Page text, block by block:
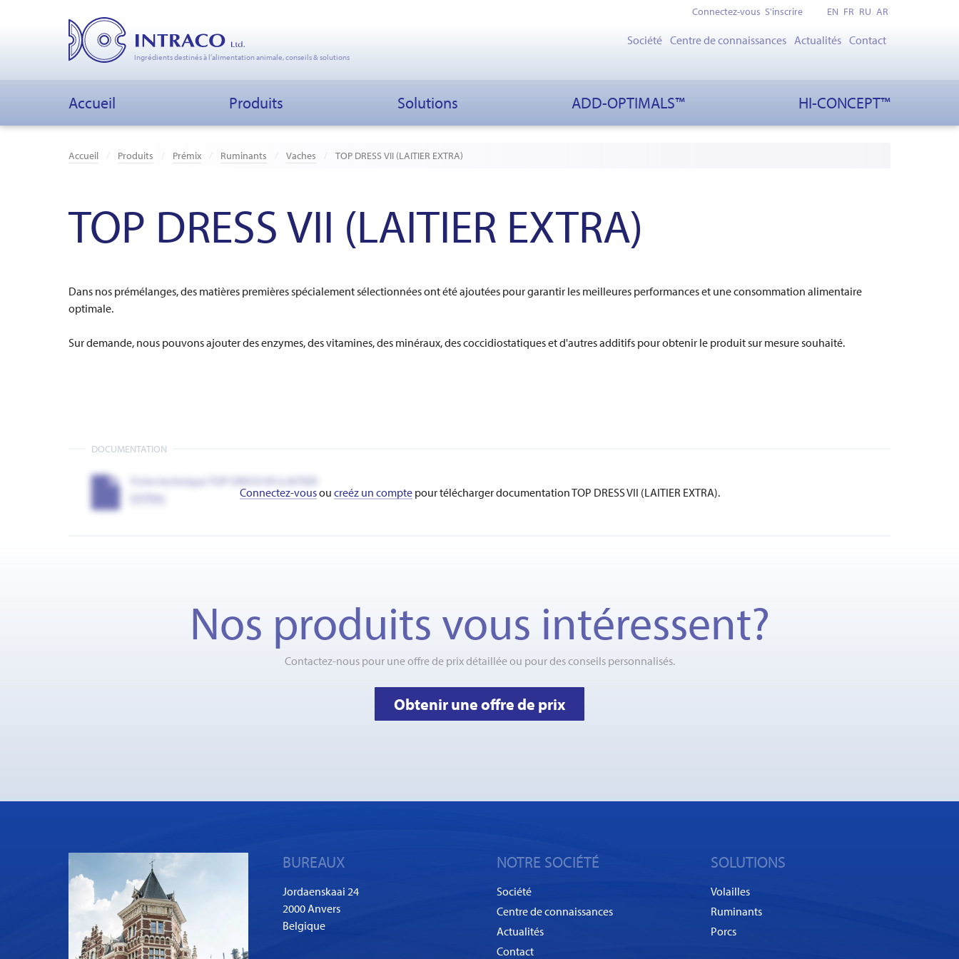
Ingrédients destinés à l’alimentation animale, conseils & solutions
Connectez-vous S'inscrire EN FR RU AR
Société Centre de connaissances Actualités Contact
Accueil Produits Solutions ADD-OPTIMALS™ HI-CONCEPT™
Accueil Produits Prémix Ruminants Vaches TOP DRESS VII (LAITIER EXTRA)
TOP DRESS VII (LAITIER EXTRA)
Dans nos prémélanges, des matières premières spécialement sélectionnées ont été ajoutées pour garantir les meilleures performances et une consommation alimentaire
optimale.
Sur demande, nous pouvons ajouter des enzymes, des vitamines, des minéraux, des coccidiostatiques et d'autres additifs pour obtenir le produit sur mesure souhaité.
DOCUMENTATION
Fiche technique TOP DRESS VII (LAITIER
Connectez-vousou creéz un comptepour télécharger documentation TOP DRESS VII (LAITIER EXTRA).
Nos produits vous intéressent?
Contactez-nous pour une offre de prix détaillée ou pour des conseils personnalisés.
Obtenir une offre de prix
BUREAUX
Jordaenskaai 24
2000 Anvers
Belgique
NOTRE SOCIÉTÉ
Société
Centre de connaissances
Actualités
Contact
SOLUTIONS
Volailles
Ruminants
Porcs